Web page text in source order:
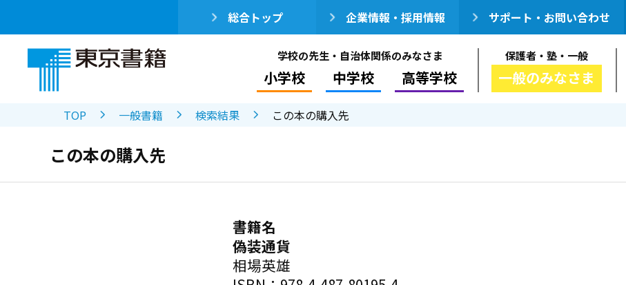
総合トップ 企業情報・採用情報 サポート・お問い合わせ
学校の先生・自治体関係のみなさま
小学校 中学校 高等学校
保護者・塾・一般
一般のみなさま
TOP 一般書籍 検索結果 この本の購入先
この本の購入先
書籍名
偽装通貨
相場英雄